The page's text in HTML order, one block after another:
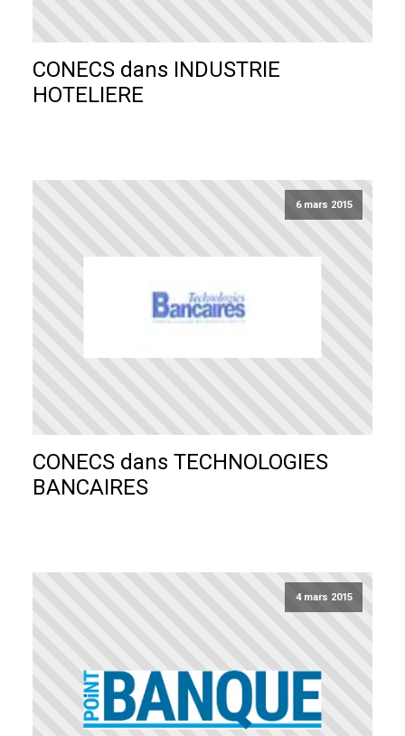
CONECS dans INDUSTRIE
HOTELIERE
6 mars 2015
CONECS dans TECHNOLOGIES
BANCAIRES
4 mars 2015